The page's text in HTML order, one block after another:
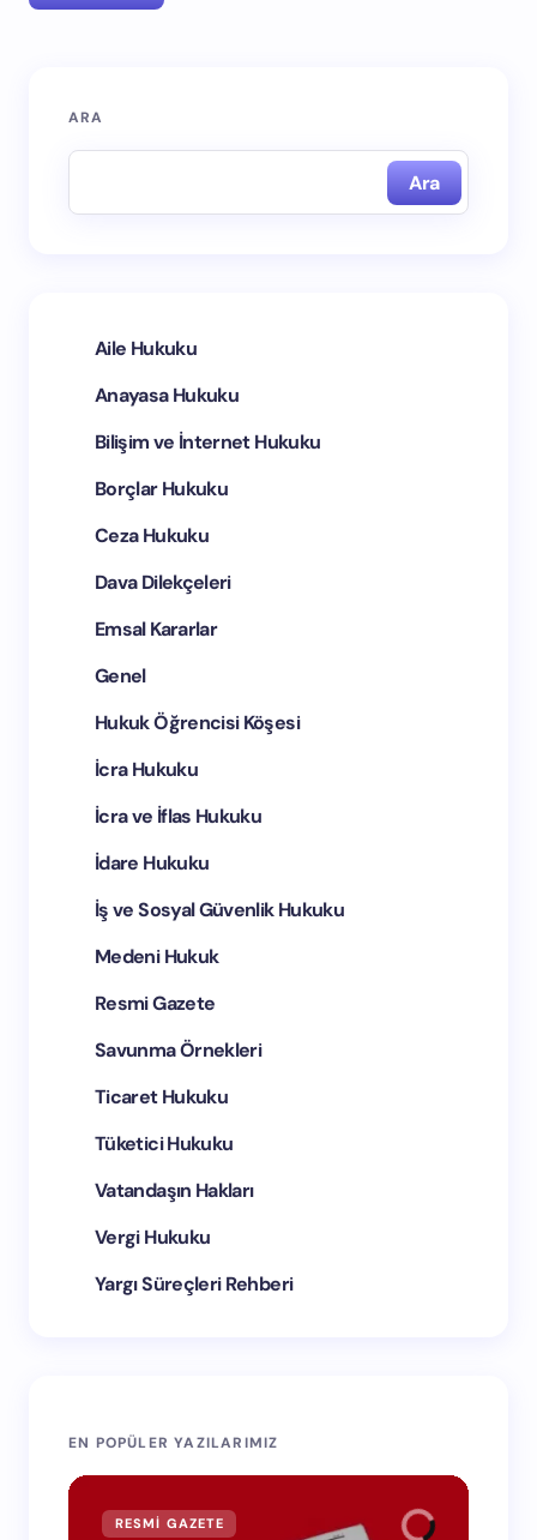
ile işaretlenmişlerdir
Yorumunuz *
İsim *
tarayıcıya kaydedin.
ARA
Ara
Aile Hukuku
Anayasa Hukuku
Bilişim ve İnternet Hukuku
Borçlar Hukuku
Ceza Hukuku
Dava Dilekçeleri
Emsal Kararlar
Genel
Hukuk Öğrencisi Köşesi
İcra Hukuku
İcra ve İflas Hukuku
İdare Hukuku
İş ve Sosyal Güvenlik Hukuku
Medeni Hukuk
Resmi Gazete
Savunma Örnekleri
Ticaret Hukuku
Tüketici Hukuku
Vatandaşın Hakları
Vergi Hukuku
Yargı Süreçleri Rehberi
EN POPÜLER YAZILARIMIZ
RESMI GAZETE